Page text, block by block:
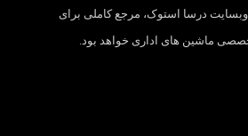
درسا استوک، مرجع کاملی برای
ماشین های اداری خواهد بود.